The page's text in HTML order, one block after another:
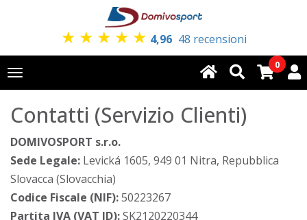
★ ★ ★ ★ ★ 4,96 48 recensioni
Toggle
navigation
0
Contatti (Servizio Clienti)
DOMIVOSPORT s.r.o.
Sede Legale: Levická 1605, 949 01 Nitra, Repubblica
Slovacca (Slovacchia)
Codice Fiscale (NIF):50223267
Partita IVA (VAT ID):SK2120220344